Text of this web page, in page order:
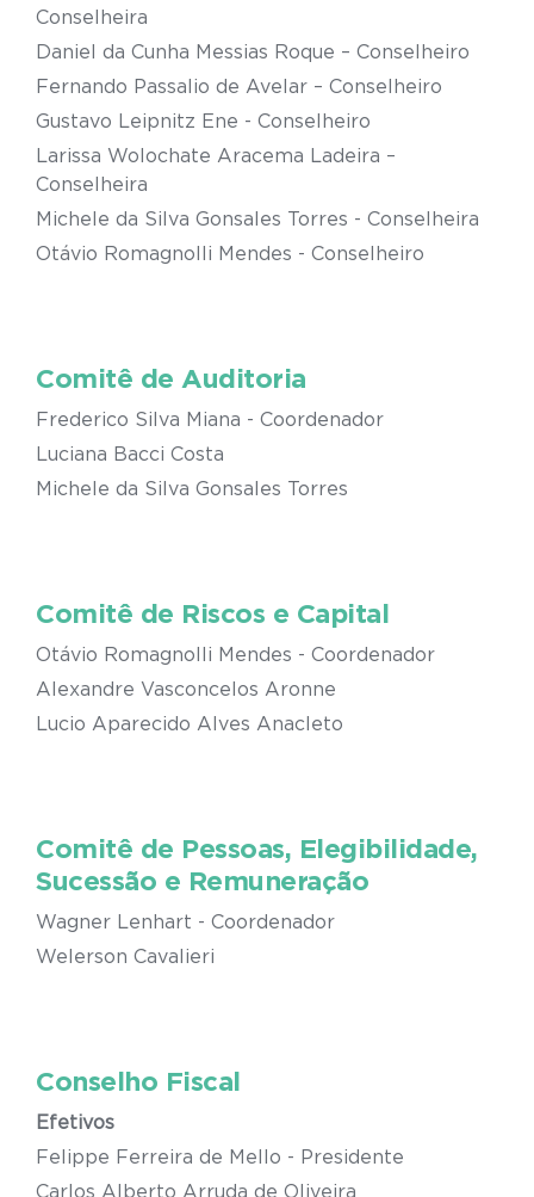
Conselheira
Daniel da Cunha Messias Roque – Conselheiro
Fernando Passalio de Avelar – Conselheiro
Gustavo Leipnitz Ene - Conselheiro
Larissa Wolochate Aracema Ladeira –
Conselheira
Michele da Silva Gonsales Torres - Conselheira
Otávio Romagnolli Mendes - Conselheiro
Comitê de Auditoria
Frederico Silva Miana - Coordenador
Luciana Bacci Costa
Michele da Silva Gonsales Torres
Comitê de Riscos e Capital
Otávio Romagnolli Mendes - Coordenador
Alexandre Vasconcelos Aronne
Lucio Aparecido Alves Anacleto
Comitê de Pessoas, Elegibilidade,
Sucessão e Remuneração
Wagner Lenhart - Coordenador
Welerson Cavalieri
Conselho Fiscal
Efetivos
Felippe Ferreira de Mello - Presidente
Carlos Alberto Arruda de Oliveira